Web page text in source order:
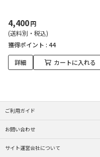
4,400円
(送料別・税込)
獲得ポイント : 44
詳細 カートに入れる
ご利用ガイド
お問い合わせ
サイト運営会社について